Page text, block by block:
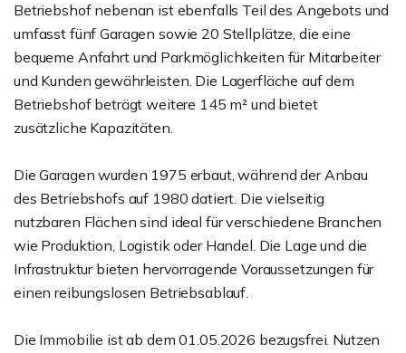
Betriebshof nebenan ist ebenfalls Teil des Angebots und
umfasst fünf Garagen sowie 20 Stellplätze, die eine
bequeme Anfahrt und Parkmöglichkeiten für Mitarbeiter
und Kunden gewährleisten. Die Lagerfläche auf dem
Betriebshof beträgt weitere 145 m² und bietet
zusätzliche Kapazitäten.
Die Garagen wurden 1975 erbaut, während der Anbau
des Betriebshofs auf 1980 datiert. Die vielseitig
nutzbaren Flächen sind ideal für verschiedene Branchen
wie Produktion, Logistik oder Handel. Die Lage und die
Infrastruktur bieten hervorragende Voraussetzungen für
einen reibungslosen Betriebsablauf.
Die Immobilie ist ab dem 01.05.2026 bezugsfrei. Nutzen